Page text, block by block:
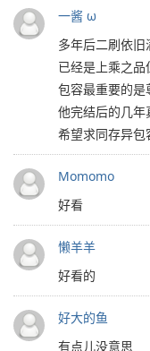
一酱 ω
多年后二刷依
已经是上乘之
包容最重要的是
他完结后的几
希望求同存异
Momomo
好看
懒羊羊
好看的
好大的鱼
有点儿没意思